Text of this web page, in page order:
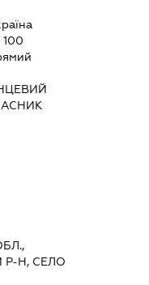
100
Р-Н, СЕЛО